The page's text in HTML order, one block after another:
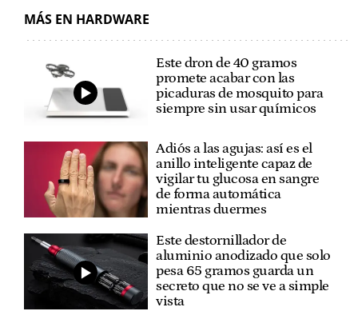
MÁS EN HARDWARE
Este dron de 40 gramos
promete acabar con las
picaduras de mosquito para
siempre sin usar químicos
Adiós a las agujas: así es el
anillo inteligente capaz de
vigilar tu glucosa en sangre
de forma automática
mientras duermes
Este destornillador de
aluminio anodizado que solo
pesa 65 gramos guarda un
secreto que no se ve a simple
vista